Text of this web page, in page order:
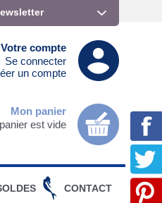
Votre compte
Se connecter
un compte
Mon panier
est vide
CONTACT